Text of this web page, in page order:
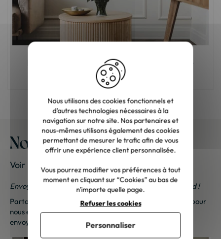
Meuble en bois : comment choisir la bonne
teinte ?
Nos meubles chez vous
Voir les photos de nos clients
Envoyez-nous vos photos ; une petite surprise vous attend !
Partagez vos photos et recevez une surprise !
pour
nous envoyer vos photos. Une petite attention vous sera
envoyée sous 48h à 72h ouvrées. Merci de votre fidélité !
Nous utilisons des cookies fonctionnels et
d’autres technologies nécessaires à la
navigation sur notre site. Nos partenaires et
nous-mêmes utilisons également des cookies
permettant de mesurer le trafic afin de vous
offrir une expérience client personnalisée.
Vous pourrez modifier vos préférences à tout
moment en cliquant sur “Cookies” au bas de
n'importe quelle page.
Refuser les cookies
Personnaliser